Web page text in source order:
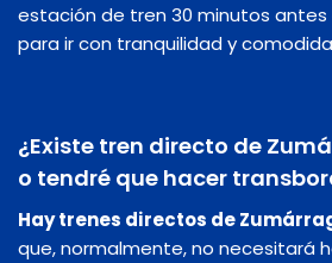
estación de tren 30 minutos
para ir con tranquilidad y
¿Existe tren directo de
o tendré que hacer
Hay trenes directos de
que, normalmente, no necesitará